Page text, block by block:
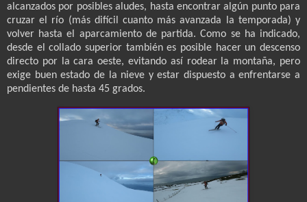
alcanzados por posibles aludes, hasta encontrar algún punto para
cruzar el río (más difícil cuanto más avanzada la temporada) y
volver hasta el aparcamiento de partida. Como se ha indicado,
desde el collado superior también es posible hacer un descenso
directo por la cara oeste, evitando así rodear la montaña, pero
exige buen estado de la nieve y estar dispuesto a enfrentarse a
pendientes de hasta 45 grados.